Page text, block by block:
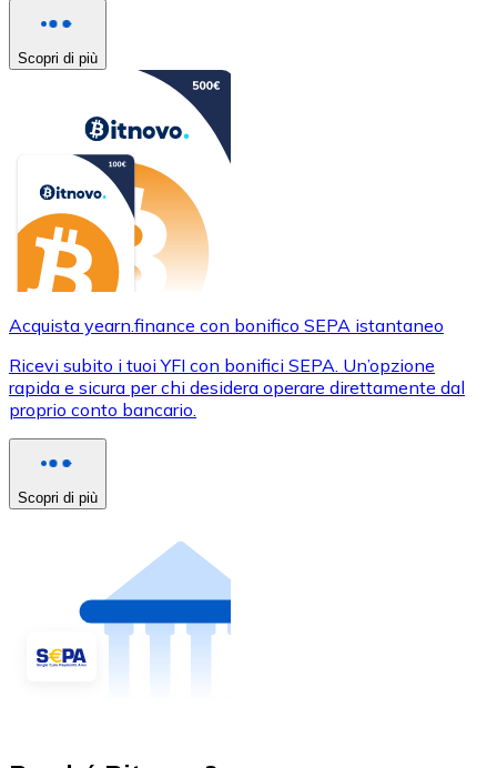
Scopri di più
Acquista yearn.finance con bonifico SEPA istantaneo
Ricevi subito i tuoi YFI con bonifici SEPA. Un’opzione
rapida e sicura per chi desidera operare direttamente dal
proprio conto bancario.
Scopri di più